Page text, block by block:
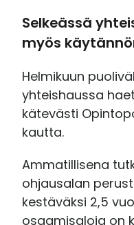
Selkeässä
myös
Helmikuun
yhteishaussa
kätevästi
kautta.
Ammatillisena
ohjausalan
kestäväksi 2,5
osaamisaloja on